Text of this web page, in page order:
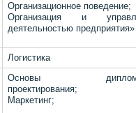
Организационное поведение;
Организация и
деятельностью предприятия»
Логистика
Основы
проектирования;
Маркетинг;